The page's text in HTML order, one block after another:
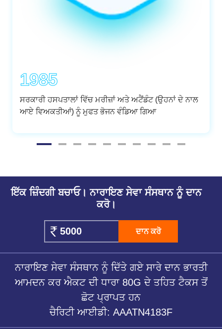
1985
ਸਰਕਾਰੀ ਹਸਪਤਾਲਾਂ ਵਿੱਚ ਮਰੀਜ਼ਾਂ ਅਤੇ ਅਟੈਂਡੰਟ (ਉਹਨਾਂ ਦੇ ਨਾਲ
ਆਏ ਵਿਅਕਤੀਆਂ) ਨੂੰ ਮੁਫਤ ਭੋਜਨ ਵੰਡਿਆ ਗਿਆ
ਇੱਕ ਜ਼ਿੰਦਗੀ ਬਚਾਓ। ਨਾਰਾਇਣ ਸੇਵਾ ਸੰਸਥਾਨ ਨੂੰ ਦਾਨ
ਕਰੋ।
ਦਾਨ ਕਰੋ
ਨਾਰਾਇਣ ਸੇਵਾ ਸੰਸਥਾਨ ਨੂੰ ਦਿੱਤੇ ਗਏ ਸਾਰੇ ਦਾਨ ਭਾਰਤੀ
ਆਮਦਨ ਕਰ ਐਕਟ ਦੀ ਧਾਰਾ 80G ਦੇ ਤਹਿਤ ਟੈਕਸ ਤੋਂ
ਛੋਟ ਪ੍ਰਾਪਤ ਹਨ
ਚੈਰਿਟੀ ਆਈਡੀ: AAATN4183F